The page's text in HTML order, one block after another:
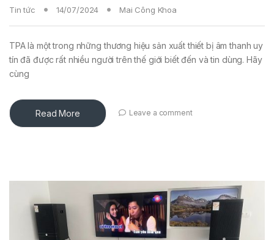
Tin tức 14/07/2024 Mai Công Khoa
TPA là một trong những thương hiệu sản xuất thiết bị âm thanh uy
tín đã được rất nhiều người trên thế giới biết đến và tin dùng. Hãy
cùng
Read More Leave a comment